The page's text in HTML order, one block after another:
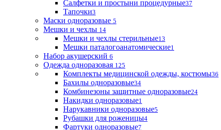
Салфетки и простыни процедурные37
Тапочки3
Маски одноразовые 5
Мешки и чехлы 14
Мешки и чехлы стерильные13
Мешки паталогоанатомические1
Набор акушерский 6
Одежда одноразовая 125
Комплекты медицинской одежды, костюмы36
Бахилы одноразовые34
Комбинезоны защитные одноразовые24
Накидки одноразовые1
Нарукавники одноразовые5
Рубашки для роженицы4
Фартуки одноразовые7